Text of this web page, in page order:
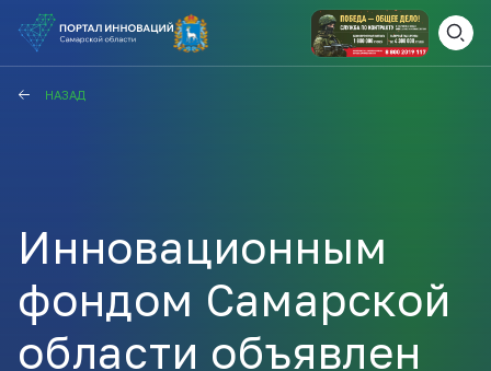
НАЗАД
Инновационным
фондом Самарской
области объявлен
Анонсы публикаций
ЗАКРЫТЬ
ВАМ СЮДА
ПОЛЕЗНЫЕ СТАТЬИ И
НОВОСТИ КАЖДЫЙ ДЕНЬ